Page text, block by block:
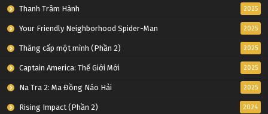
Thanh Trâm Hành 2025
Your Friendly Neighborhood Spider-Man 2025
Thăng cấp một mình (Phần 2) 2025
Captain America: Thế Giới Mới 2025
Na Tra 2: Ma Đồng Náo Hải 2025
Rising Impact (Phần 2) 2024